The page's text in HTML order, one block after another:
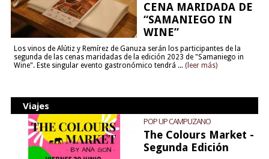
CENA MARIDADA DE
“SAMANIEGO IN
WINE”
Los vinos de Alútiz y Remírez de Ganuza serán los participantes de la
segunda de las cenas maridadas de la edición 2023 de "Samaniego in
Wine". Este singular evento gastronómico tendrá ... (leer más)
Viajes
POP UP CAMPUZANO
The Colours Market -
Segunda Edición